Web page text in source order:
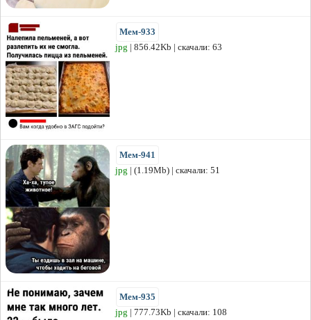
Мем-933
jpg | 856.42Kb | скачали: 63
Мем-941
jpg | (1.19Mb) | скачали: 51
Мем-935
jpg | 777.73Kb | скачали: 108